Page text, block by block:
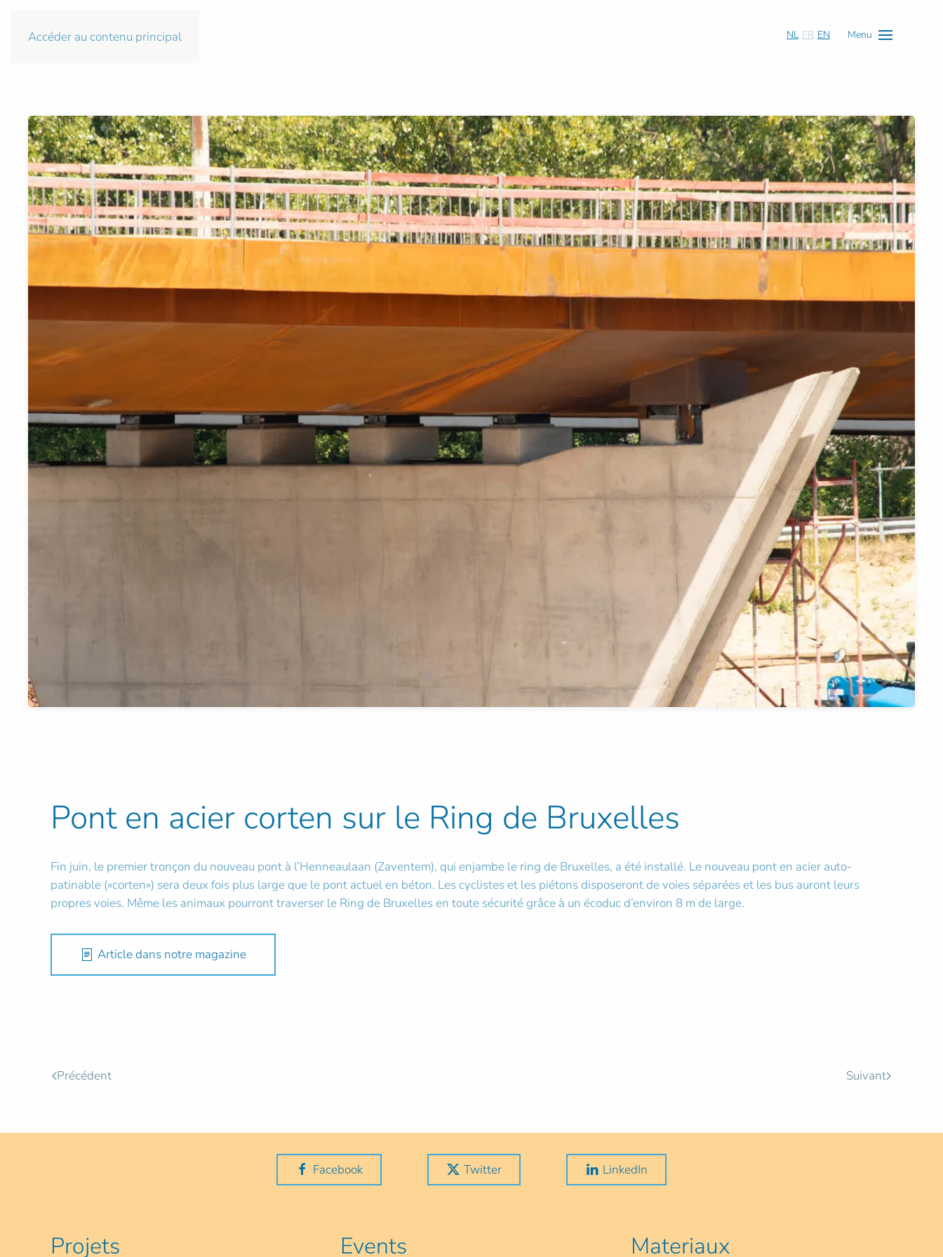
Accéder au contenu principal NL FR EN Menu
Pont en acier corten sur le Ring de Bruxelles
Fin juin, le premier tronçon du nouveau pont à l’Henneaulaan (Zaventem), qui enjambe le ring de Bruxelles, a été installé. Le nouveau pont en acier auto-
patinable («corten») sera deux fois plus large que le pont actuel en béton. Les cyclistes et les piétons disposeront de voies séparées et les bus auront leurs
propres voies. Même les animaux pourront traverser le Ring de Bruxelles en toute sécurité grâce à un écoduc d’environ 8 m de large.
Article dans notre magazine
Précédent Suivant
Facebook Twitter LinkedIn
Projets Events Materiaux